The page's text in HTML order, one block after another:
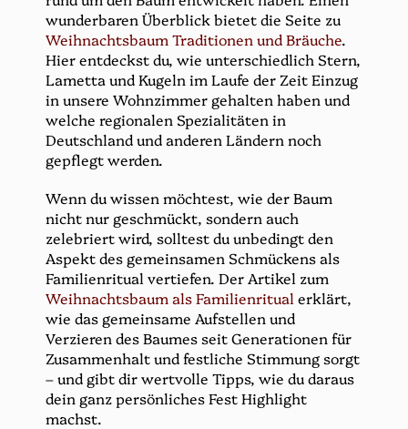
wunderbaren Überblick bietet die Seite zu
Weihnachtsbaum Traditionen und Bräuche.
Hier entdeckst du, wie unterschiedlich Stern,
Lametta und Kugeln im Laufe der Zeit Einzug
in unsere Wohnzimmer gehalten haben und
welche regionalen Spezialitäten in
Deutschland und anderen Ländern noch
gepflegt werden.
Wenn du wissen möchtest, wie der Baum
nicht nur geschmückt, sondern auch
zelebriert wird, solltest du unbedingt den
Aspekt des gemeinsamen Schmückens als
Familienritual vertiefen. Der Artikel zum
Weihnachtsbaum als Familienritual erklärt,
wie das gemeinsame Aufstellen und
Verzieren des Baumes seit Generationen für
Zusammenhalt und festliche Stimmung sorgt
– und gibt dir wertvolle Tipps, wie du daraus
dein ganz persönliches Fest Highlight
machst.